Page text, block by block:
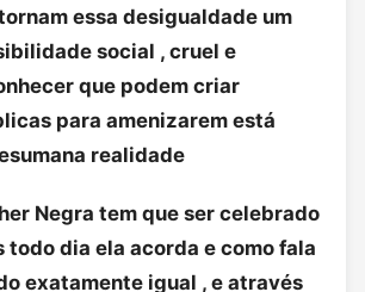
essa desigualdade um
social , cruel e
que podem criar
para amenizarem está
realidade
Negra tem que ser celebrado
todo dia ela acorda e como fala
exatamente igual , e através